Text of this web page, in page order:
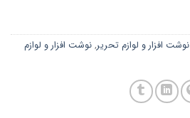
نوشت افزار و لوازم تحریر, نوشت افزار و لوازم